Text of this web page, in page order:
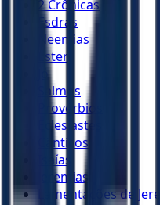
2 Crônicas
Esdras
Neemias
Ester
Jó
Salmos
Provérbios
Eclesiastes
Cânticos
Isaías
Jeremias
Lamentações de